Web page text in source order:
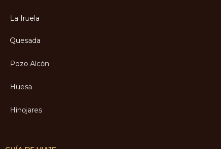
La Iruela
Quesada
Pozo Alcón
Huesa
Hinojares